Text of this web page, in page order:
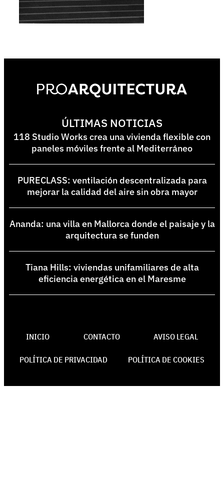
ÚLTIMAS NOTICIAS
118 Studio Works crea una vivienda flexible con
paneles móviles frente al Mediterráneo
PURECLASS: ventilación descentralizada para
mejorar la calidad del aire sin obra mayor
Ananda: una villa en Mallorca donde el paisaje y la
arquitectura se funden
Tiana Hills: viviendas unifamiliares de alta
eficiencia energética en el Maresme
INICIO CONTACTO AVISO LEGAL
POLÍTICA DE PRIVACIDAD POLÍTICA DE COOKIES